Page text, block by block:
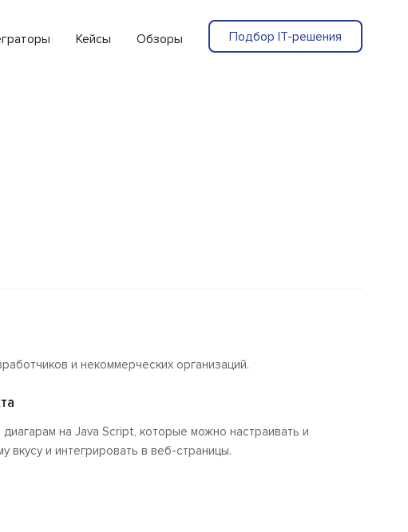
Кейсы Обзоры Подбор IT-решения
и некоммерческих организаций.
на Java Script, которые можно настраивать и
вкусу и интегрировать в веб-страницы.